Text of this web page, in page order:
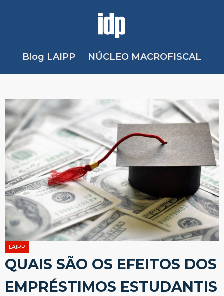
Blog LAIPP NÚCLEO MACROFISCAL
LAIPP
QUAIS SÃO OS EFEITOS DOS
EMPRÉSTIMOS ESTUDANTIS